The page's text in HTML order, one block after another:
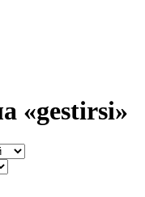
«gestirsi»